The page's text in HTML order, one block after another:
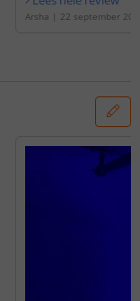
Arsha | 22 september